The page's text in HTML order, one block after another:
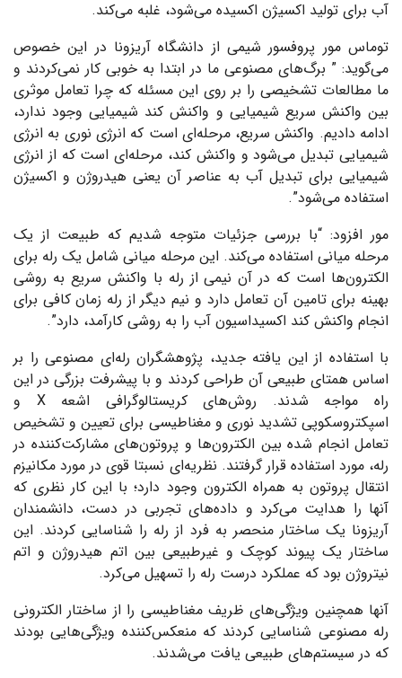
آب برای تولید اکسیژن اکسیده می‌شود، غلبه می‌کند.
توماس مور پروفسور شیمی از دانشگاه آریزونا در این خصوص
می‌گوید: ” برگ‌های مصنوعی ما در ابتدا به خوبی کار نمی‌کردند و
ما مطالعات تشخیصی را بر روی این مسئله که چرا تعامل موثری
بین واکنش سریع شیمیایی و واکنش کند شیمیایی وجود ندارد،
ادامه دادیم. واکنش سریع، مرحله‌ای است که انرژی نوری به انرژی
شیمیایی تبدیل می‌شود و واکنش کند، مرحله‌ای است که از انرژی
شیمیایی برای تبدیل آب به عناصر آن یعنی هیدروژن و اکسیژن
استفاده می‌شود”.
مور افزود: “با بررسی جزئیات متوجه شدیم که طبیعت از یک
مرحله میانی استفاده می‌کند. این مرحله میانی شامل یک رله برای
الکترون‌ها است که در آن نیمی از رله با واکنش سریع به روشی
بهینه برای تامین آن تعامل دارد و نیم دیگر از رله زمان کافی برای
انجام واکنش کند اکسیداسیون آب را به روشی کارآمد، دارد”.
با استفاده از این یافته جدید، پژوهشگران رله‌ای مصنوعی را بر
اساس همتای طبیعی آن طراحی کردند و با پیشرفت بزرگی در این
راه مواجه شدند. روش‌های کریستالوگرافی اشعهX و
اسپکتروسکوپی تشدید نوری و مغناطیسی برای تعیین و تشخیص
تعامل انجام شده بین الکترون‌ها و پروتون‌های مشارکت‌کننده در
رله، مورد استفاده قرار گرفتند. نظریه‌ای نسبتا قوی در مورد مکانیزم
انتقال پروتون به همراه الکترون وجود دارد؛ با این کار نظری که
آنها را هدایت می‌کرد و داده‌های تجربی در دست، دانشمندان
آریزونا یک ساختار منحصر به فرد از رله را شناسایی کردند. این
ساختار یک پیوند کوچک و غیرطبیعی بین اتم هیدروژن و اتم
نیتروژن بود که عملکرد درست رله را تسهیل می‌کرد.
آنها همچنین ویژگی‌های ظریف مغناطیسی را از ساختار الکترونی
رله مصنوعی شناسایی کردند که منعکس‌کننده ویژگی‌هایی بودند
که در سیستم‌های طبیعی یافت می‌شدند.